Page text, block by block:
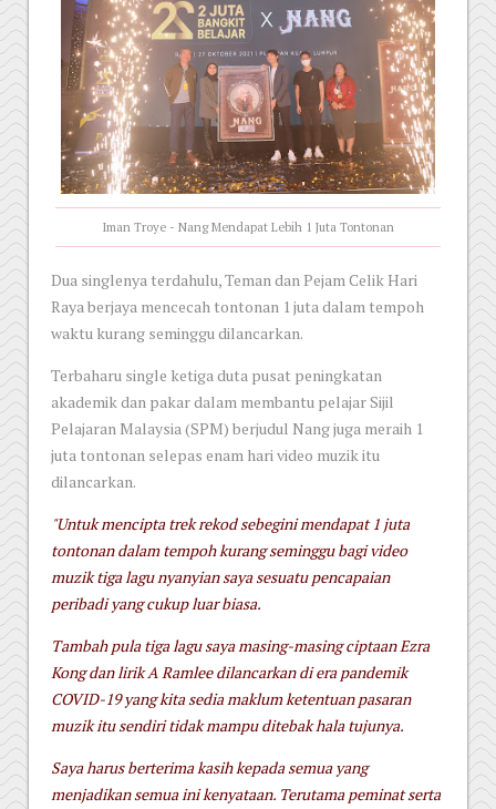
Iman Troye - Nang Mendapat Lebih 1 Juta Tontonan
Dua singlenya terdahulu, Teman dan Pejam Celik Hari
Raya berjaya mencecah tontonan 1 juta dalam tempoh
waktu kurang seminggu dilancarkan.
Terbaharu single ketiga duta pusat peningkatan
akademik dan pakar dalam membantu pelajar Sijil
Pelajaran Malaysia (SPM) berjudul Nang juga meraih 1
juta tontonan selepas enam hari video muzik itu
dilancarkan.
"Untuk mencipta trek rekod sebegini mendapat 1 juta
tontonan dalam tempoh kurang seminggu bagi video
muzik tiga lagu nyanyian saya sesuatu pencapaian
peribadi yang cukup luar biasa.
Tambah pula tiga lagu saya masing-masing ciptaan Ezra
Kong dan lirik A Ramlee dilancarkan di era pandemik
COVID-19 yang kita sedia maklum ketentuan pasaran
muzik itu sendiri tidak mampu ditebak hala tujunya.
Saya harus berterima kasih kepada semua yang
menjadikan semua ini kenyataan. Terutama peminat serta